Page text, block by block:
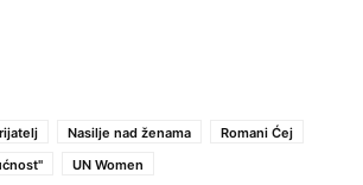
Nasilje nad ženama
Romani Ćej
UN Women